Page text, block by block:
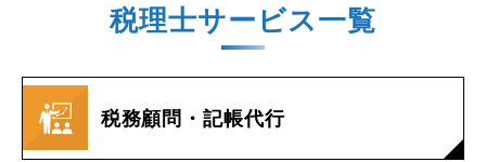
税理士サービス一覧
税務顧問・記帳代行